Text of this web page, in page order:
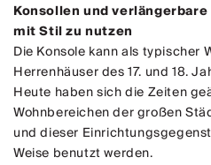
Konsollen und
mit Stil zu nutzen
Die Konsole kann als typischer
Herrenhäuser des 17. und 18.
Heute haben sich die Zeiten
Wohnbereichen der großen
und dieser
Weise benutzt werden.